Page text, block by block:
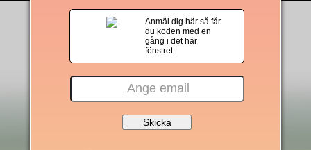
Anmäl dig här så får
du koden med en
gång i det här
fönstret.